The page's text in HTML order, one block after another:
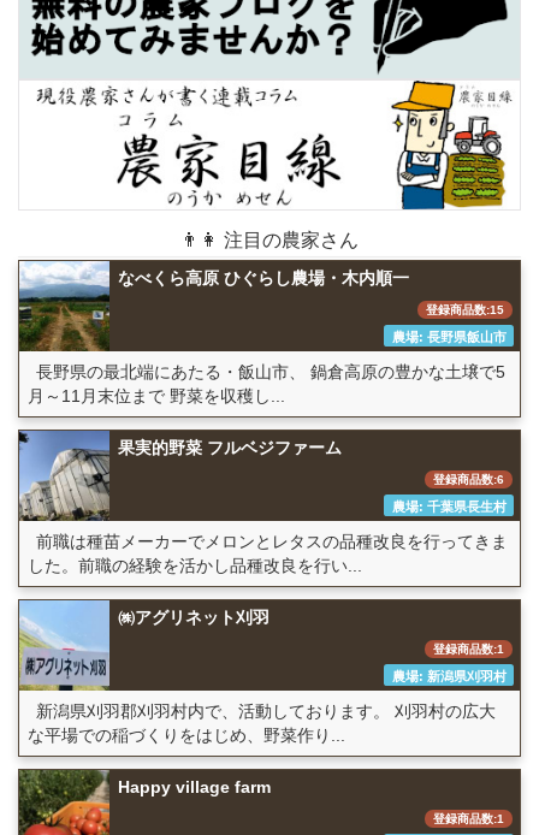
👨👩 注目の農家さん
なべくら高原 ひぐらし農場・木内順一
登録商品数:15
農場: 長野県飯山市
長野県の最北端にあたる・飯山市、 鍋倉高原の豊かな土壌で5
月～11月末位まで 野菜を収穫し...
果実的野菜 フルベジファーム
登録商品数:6
農場: 千葉県長生村
前職は種苗メーカーでメロンとレタスの品種改良を行ってきま
した。前職の経験を活かし品種改良を行い...
㈱アグリネット刈羽
登録商品数:1
農場: 新潟県刈羽村
新潟県刈羽郡刈羽村内で、活動しております。 刈羽村の広大
な平場での稲づくりをはじめ、野菜作り...
Happy village farm
登録商品数:1